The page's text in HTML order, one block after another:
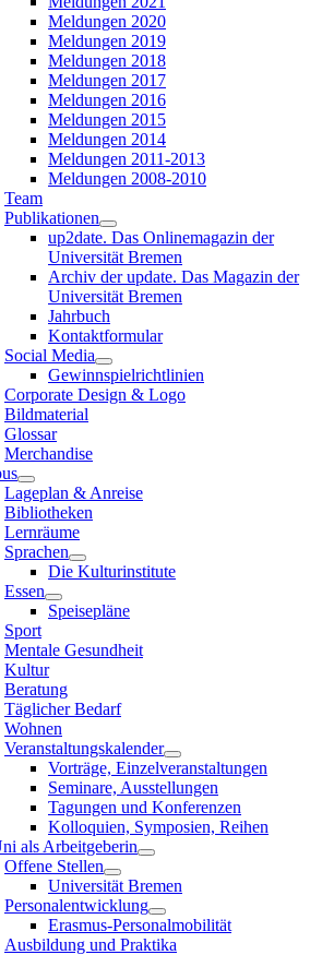
Meldungen 2020
Meldungen 2019
Meldungen 2018
Meldungen 2017
Meldungen 2016
Meldungen 2015
Meldungen 2014
Meldungen 2011-2013
Meldungen 2008-2010
Team
Publikationen
up2date. Das Onlinemagazin der
Universität Bremen
Archiv der update. Das Magazin der
Universität Bremen
Jahrbuch
Kontaktformular
Social Media
Gewinnspielrichtlinien
Corporate Design & Logo
Bildmaterial
Glossar
Merchandise
Lageplan & Anreise
Bibliotheken
Lernräume
Sprachen
Die Kulturinstitute
Essen
Speisepläne
Sport
Mentale Gesundheit
Kultur
Beratung
Täglicher Bedarf
Wohnen
Veranstaltungskalender
Vorträge, Einzelveranstaltungen
Seminare, Ausstellungen
Tagungen und Konferenzen
Kolloquien, Symposien, Reihen
als Arbeitgeberin
Offene Stellen
Universität Bremen
Personalentwicklung
Erasmus-Personalmobilität
Ausbildung und Praktika